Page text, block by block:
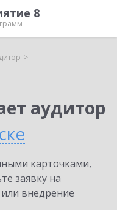
8
аудитор
карточками,
заявку на
внедрение